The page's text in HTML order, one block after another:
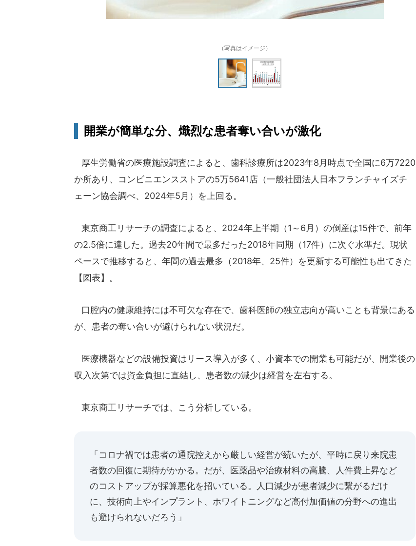
（写真はイメージ）
開業が簡単な分、熾烈な患者奪い合いが激化
厚生労働省の医療施設調査によると、歯科診療所は2023年8月時点で全国に6万7220
か所あり、コンビニエンスストアの5万5641店（一般社団法人日本フランチャイズチ
ェーン協会調べ、2024年5月）を上回る。
東京商工リサーチの調査によると、2024年上半期（1～6月）の倒産は15件で、前年
の2.5倍に達した。過去20年間で最多だった2018年同期（17件）に次ぐ水準だ。現状
ペースで推移すると、年間の過去最多（2018年、25件）を更新する可能性も出てきた
【図表】。
口腔内の健康維持には不可欠な存在で、歯科医師の独立志向が高いことも背景にある
が、患者の奪い合いが避けられない状況だ。
医療機器などの設備投資はリース導入が多く、小資本での開業も可能だが、開業後の
収入次第では資金負担に直結し、患者数の減少は経営を左右する。
東京商工リサーチでは、こう分析している。
「コロナ禍では患者の通院控えから厳しい経営が続いたが、平時に戻り来院患
者数の回復に期待がかかる。だが、医薬品や治療材料の高騰、人件費上昇など
のコストアップが採算悪化を招いている。人口減少が患者減少に繋がるだけ
に、技術向上やインプラント、ホワイトニングなど高付加価値の分野への進出
も避けられないだろう」